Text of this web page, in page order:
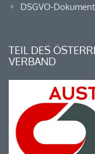
DSGVO-
TEIL DES
VERBAND